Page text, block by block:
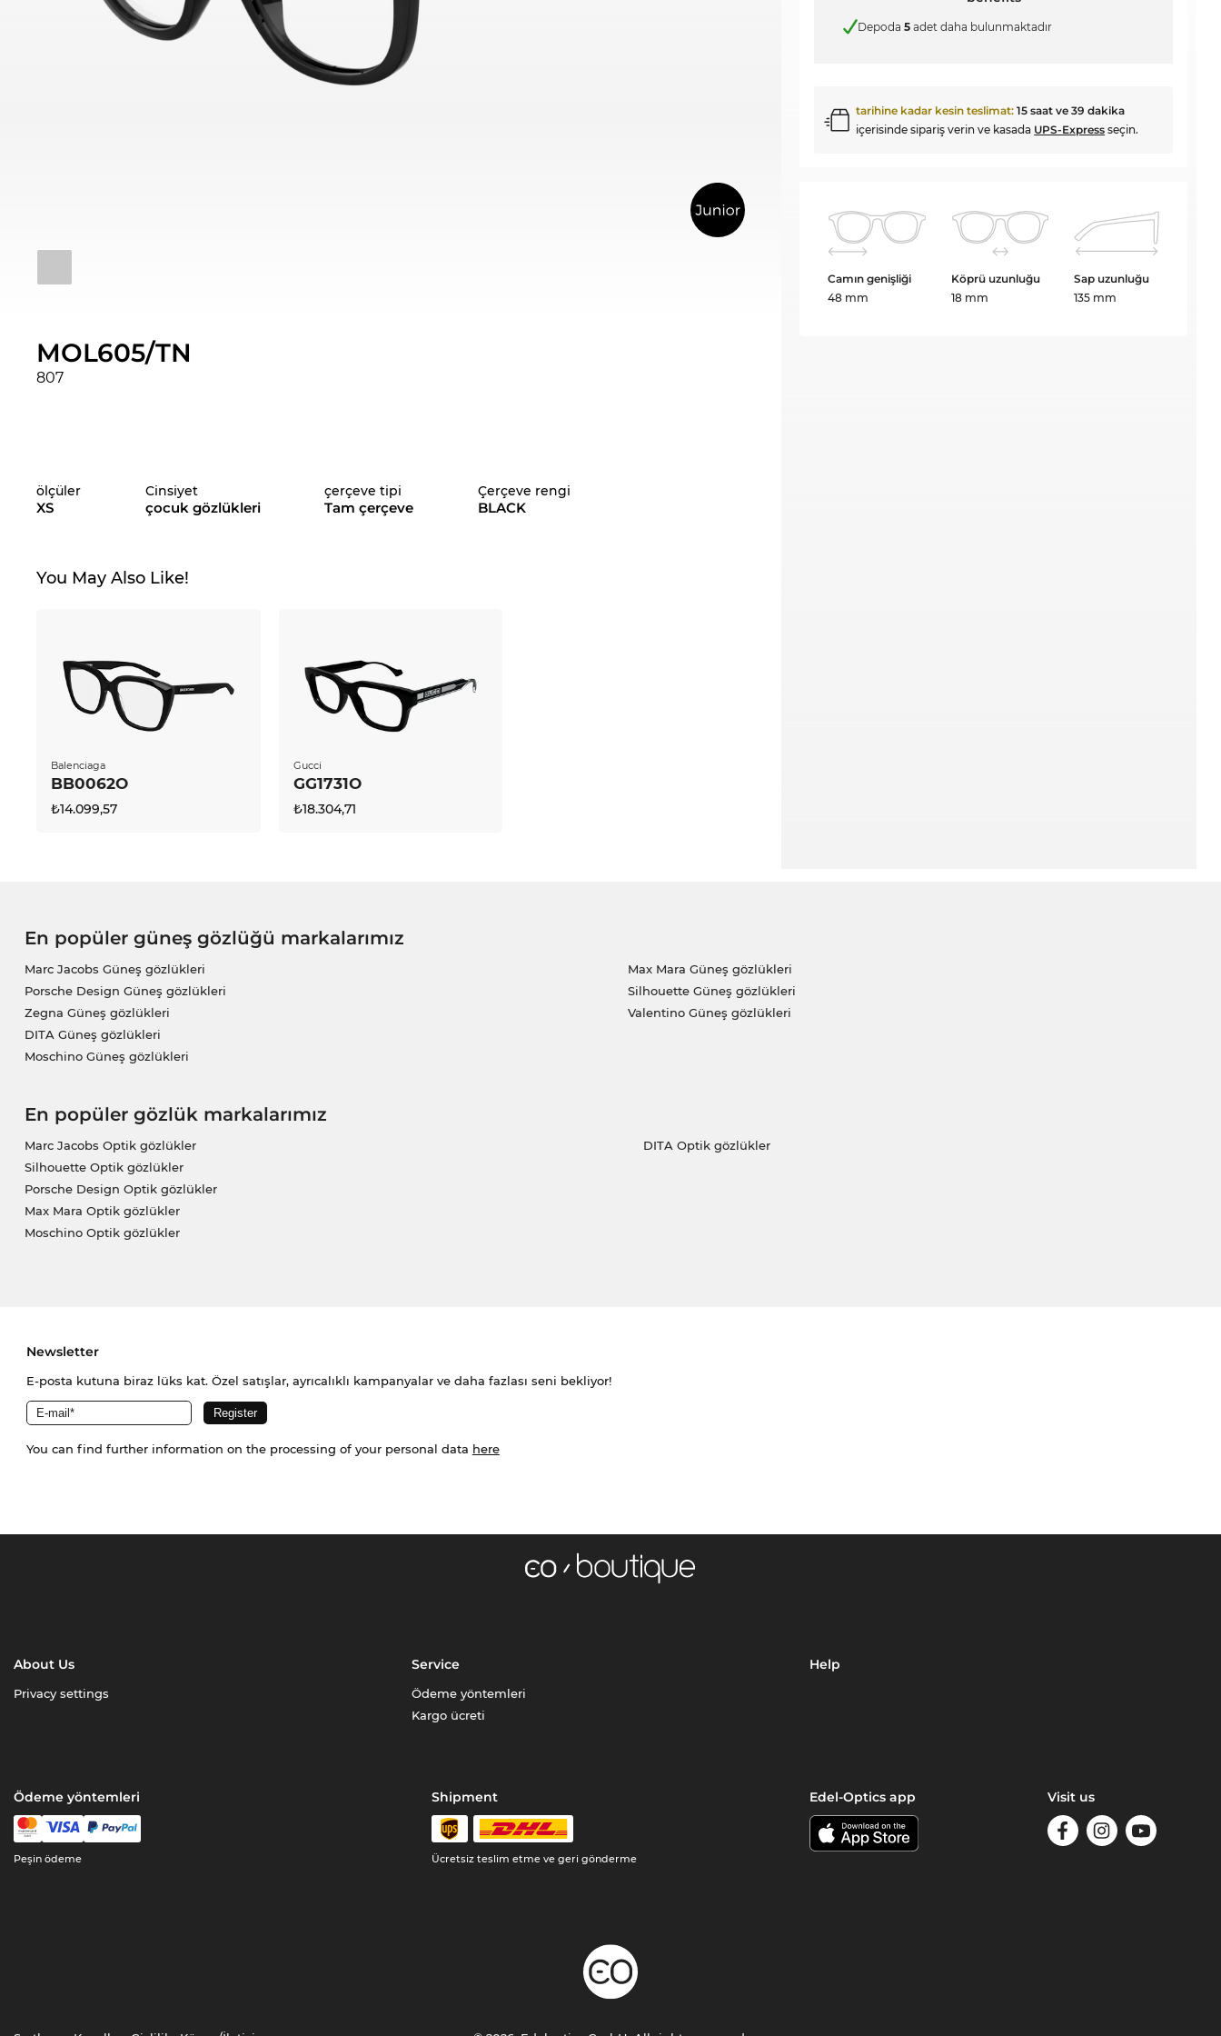
MOL605/TN
807
ölçüler
XS
Cinsiyet
çocuk gözlükleri
çerçeve tipi
Tam çerçeve
Çerçeve rengi
BLACK
You May Also Like!
Balenciaga
BB0062O
₺14.099,57
Gucci
GG1731O
₺18.304,71
Depoda5 adet daha bulunmaktadır
tarihine kadar kesin teslimat: 15 saat ve 39 dakika
içerisinde sipariş verin ve kasada UPS-Express seçin.
Camın genişliği
48 mm
Köprü uzunluğu
18 mm
Sap uzunluğu
135 mm
En popüler güneş gözlüğü markalarımız
Marc Jacobs Güneş gözlükleri
Porsche Design Güneş gözlükleri
Zegna Güneş gözlükleri
DITA Güneş gözlükleri
Moschino Güneş gözlükleri
Max Mara Güneş gözlükleri
Silhouette Güneş gözlükleri
Valentino Güneş gözlükleri
En popüler gözlük markalarımız
Marc Jacobs Optik gözlükler
Silhouette Optik gözlükler
Porsche Design Optik gözlükler
Max Mara Optik gözlükler
Moschino Optik gözlükler
DITA Optik gözlükler
Newsletter
E-posta kutuna biraz lüks kat. Özel satışlar, ayrıcalıklı kampanyalar ve daha fazlası seni bekliyor!
You can find further information on the processing of your personal data here
About Us
Privacy settings
Service
Ödeme yöntemleri
Kargo ücreti
Help
Ödeme yöntemleri
Peşin ödeme
Shipment
Ücretsiz teslim etme ve geri gönderme
Edel-Optics app Visit us